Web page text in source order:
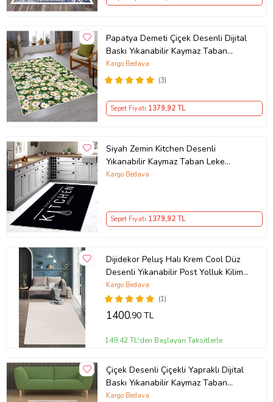
Papatya Demeti Çiçek Desenli Dijital
Baskı Yıkanabilir Kaymaz Taban
Modern Salon Halısı (Yeşil)
(3)
Kargo Bedava
Sepet Fiyatı 1379,92 TL
Siyah Zemin Kitchen Desenli
Yıkanabilir Kaymaz Taban Leke
Tutmaz Modern Mutfak Halısı
Kargo Bedava
Sepet Fiyatı 1379,92 TL
Dijidekor Peluş Halı Krem Cool Düz
Desenli Yıkanabilir Post Yolluk Kilim
Salon Halısı Modelleri
(1)
Kargo Bedava
1400,90 TL
149,42 TL'den Başlayan Taksitlerle
Çiçek Desenli Çiçekli Yapraklı Dijital
Baskı Yıkanabilir Kaymaz Taban
Modern Salon ve Hol Halısı (Çok
Kargo Bedava